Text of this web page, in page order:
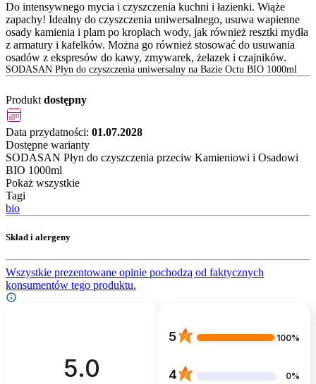
Do intensywnego mycia i czyszczenia kuchni i łazienki. Wiąże
zapachy! Idealny do czyszczenia uniwersalnego, usuwa wapienne
osady kamienia i plam po kroplach wody, jak również resztki mydła
z armatury i kafelków. Można go również stosować do usuwania
osadów z ekspresów do kawy, zmywarek, żelazek i czajników.
SODASAN Płyn do czyszczenia uniwersalny na Bazie Octu BIO 1000ml
Produkt dostępny
Data przydatności: 01.07.2028
Dostępne warianty
SODASAN Płyn do czyszczenia przeciw Kamieniowi i Osadowi
BIO 1000ml
Pokaż wszystkie
Tagi
bio
Skład i alergeny
Wszystkie prezentowane opinie pochodzą od faktycznych
konsumentów tego produktu.
5.0
5 100%
4 0%